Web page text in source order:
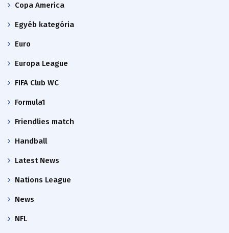
Copa America
Egyéb kategória
Euro
Europa League
FIFA Club WC
Formula1
Friendlies match
Handball
Latest News
Nations League
News
NFL